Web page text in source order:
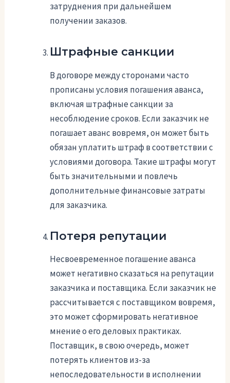
затруднения при дальнейшем
получении заказов.
Штрафные санкции
В договоре между сторонами часто
прописаны условия погашения аванса,
включая штрафные санкции за
несоблюдение сроков. Если заказчик не
погашает аванс вовремя, он может быть
обязан уплатить штраф в соответствии с
условиями договора. Такие штрафы могут
быть значительными и повлечь
дополнительные финансовые затраты
для заказчика.
Потеря репутации
Несвоевременное погашение аванса
может негативно сказаться на репутации
заказчика и поставщика. Если заказчик не
рассчитывается с поставщиком вовремя,
это может сформировать негативное
мнение о его деловых практиках.
Поставщик, в свою очередь, может
потерять клиентов из-за
непоследовательности в исполнении